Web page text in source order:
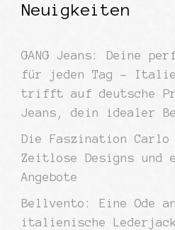
Neuigkeiten
GANG Jeans: Deine
für jeden Tag –
trifft auf deutsche
Jeans, dein idealer
Die Faszination Carlo
Zeitlose Designs und
Angebote
Bellvento: Eine Ode
italienische